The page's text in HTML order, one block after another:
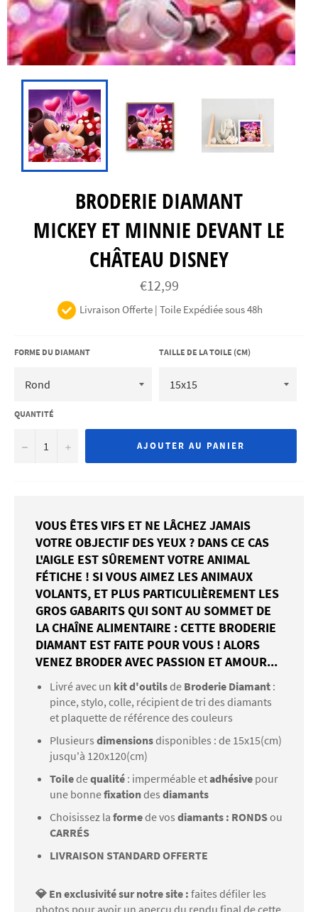
BRODERIE DIAMANT
MICKEY ET MINNIE DEVANT LE
CHÂTEAU DISNEY
Prix
régulier
€12,99
Livraison Offerte | Toile Expédiée sous 48h
FORME DU DIAMANT TAILLE DE LA TOILE (CM)
QUANTITÉ
− + AJOUTER AU PANIER
VOUS ÊTES VIFS ET NE LÂCHEZ JAMAIS
VOTRE OBJECTIF DES YEUX ? DANS CE CAS
L'AIGLE EST SÛREMENT VOTRE ANIMAL
FÉTICHE ! SI VOUS AIMEZ LES ANIMAUX
VOLANTS, ET PLUS PARTICULIÈREMENT LES
GROS GABARITS QUI SONT AU SOMMET DE
LA CHAÎNE ALIMENTAIRE : CETTE BRODERIE
DIAMANT EST FAITE POUR VOUS ! ALORS
VENEZ BRODER AVEC PASSION ET AMOUR...
Livré avec un kit d'outilsde Broderie Diamant :
pince, stylo, colle, récipient de tri des diamants
et plaquette de référence des couleurs
Plusieurs dimensionsdisponibles : de 15x15(cm)
jusqu'à 120x120(cm)
Toiledequalité : imperméable etadhésive pour
une bonnefixationdes diamants
Choisissez la formede vos diamants : RONDSou
CARRÉS
LIVRAISON STANDARD OFFERTE
💎 En exclusivité sur notre site : faites défiler les
photos pour avoir un aperçu du rendu final de cette